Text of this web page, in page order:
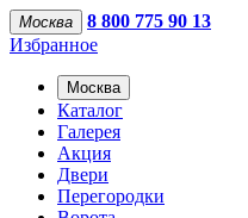
Москва
8 800 775 90 13
Избранное
Москва
Каталог
Галерея
Акция
Двери
Перегородки